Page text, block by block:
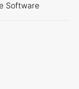
Software